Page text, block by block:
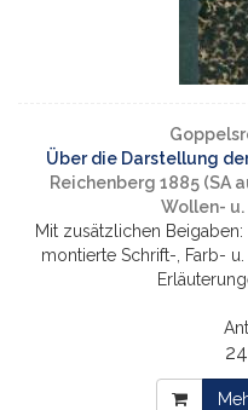
Über die Darstellung
Reichenberg 1885 (SA
Wollen-
Mit zusätzlichen
montierte Schrift-, Farb-